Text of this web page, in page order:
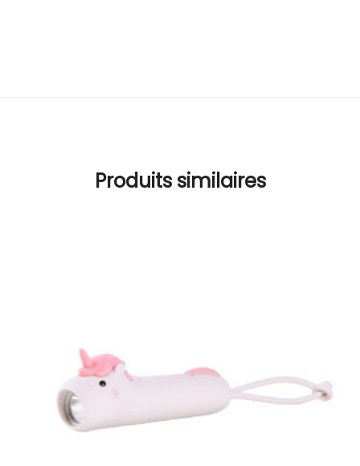
Produits similaires